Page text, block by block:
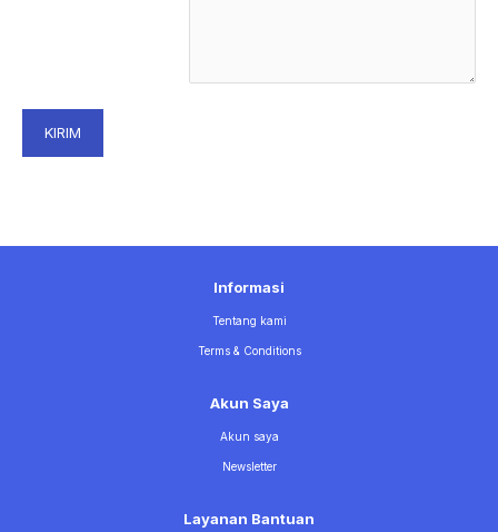
KIRIM
Informasi
Tentang kami
Terms & Conditions
Akun Saya
Akun saya
Newsletter
Layanan Bantuan